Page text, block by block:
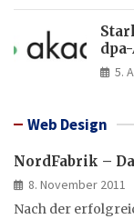
5.
Web Design
NordFabrik –
8. November 2011
Nach der